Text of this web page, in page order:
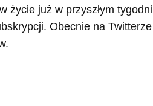
życie już w przyszłym
Obecnie na